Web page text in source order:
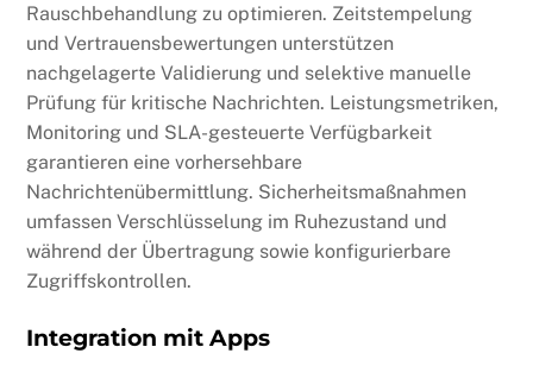
Rauschbehandlung zu optimieren. Zeitstempelung
und Vertrauensbewertungen unterstützen
nachgelagerte Validierung und selektive manuelle
Prüfung für kritische Nachrichten. Leistungsmetriken,
Monitoring und SLA-gesteuerte Verfügbarkeit
garantieren eine vorhersehbare
Nachrichtenübermittlung. Sicherheitsmaßnahmen
umfassen Verschlüsselung im Ruhezustand und
während der Übertragung sowie konfigurierbare
Zugriffskontrollen.
Integration mit Apps